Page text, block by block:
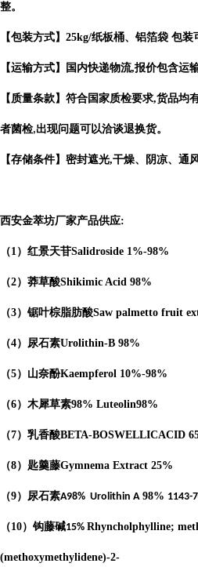
整。
【包装方式】 25kg/纸板桶、铝箔袋 包装
【运输方式】国内快递物流,报价包含运
【质量条款】符合国家质检要求,货品均
者菌检,出现问题可以洽谈退换货。
【存储条件】密封遮光,干燥、阴凉、通
西安金萃坊厂家产品供应:
（1）红景天苷Salidroside 1%-98%
（2）莽草酸Shikimic Acid 98%
（3）锯叶棕脂肪酸Saw palmetto fruit
（4） 尿石素Urolithin-B 98%
（5）山奈酚Kaempferol 10%-98%
（6）木犀草素98% Luteolin98%
（7）乳香酸BETA-BOSWELLICACID
（8）匙羹藤Gymnema Extract 25%
（9）尿石素A98% Urolithin A98% 1143-
（10）钩藤碱15% Rhyncholphylline;
(methoxymethylidene)-2-